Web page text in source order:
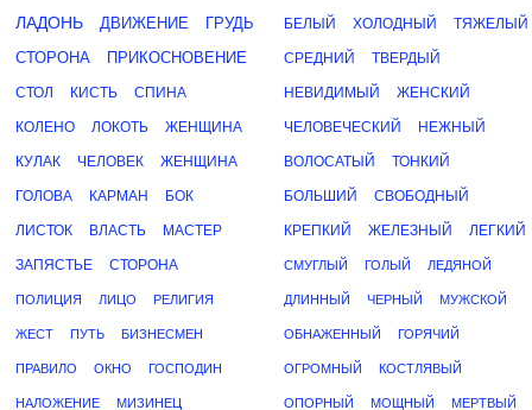
ЛАДОНЬ
ДВИЖЕНИЕ
ГРУДЬ
СТОРОНА
ПРИКОСНОВЕНИЕ
СТОЛ КИСТЬ СПИНА
КОЛЕНО ЛОКОТЬ ЖЕНЩИНА
КУЛАК ЧЕЛОВЕК ЖЕНЩИНА
ГОЛОВА КАРМАН БОК
ЛИСТОК ВЛАСТЬ МАСТЕР
ЗАПЯСТЬЕ СТОРОНА
ПОЛИЦИЯ ЛИЦО РЕЛИГИЯ
ЖЕСТ ПУТЬ БИЗНЕСМЕН
ПРАВИЛО ОКНО ГОСПОДИН
НАЛОЖЕНИЕ МИЗИНЕЦ
БЕЛЫЙ ХОЛОДНЫЙ ТЯЖЕЛЫЙ
СРЕДНИЙ ТВЕРДЫЙ
НЕВИДИМЫЙ ЖЕНСКИЙ
ЧЕЛОВЕЧЕСКИЙ НЕЖНЫЙ
ВОЛОСАТЫЙ ТОНКИЙ
БОЛЬШИЙ СВОБОДНЫЙ
КРЕПКИЙ ЖЕЛЕЗНЫЙ ЛЕГКИЙ
СМУГЛЫЙ ГОЛЫЙ ЛЕДЯНОЙ
ДЛИННЫЙ ЧЕРНЫЙ МУЖСКОЙ
ОБНАЖЕННЫЙ ГОРЯЧИЙ
ОГРОМНЫЙ КОСТЛЯВЫЙ
ОПОРНЫЙ МОЩНЫЙ МЕРТВЫЙ